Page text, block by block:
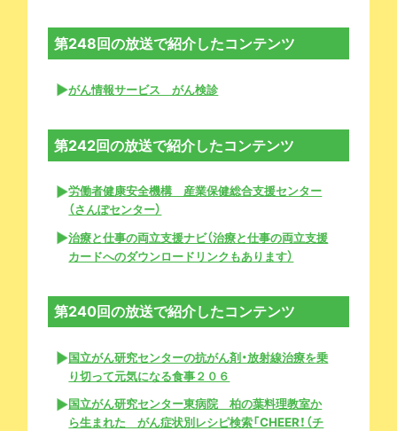
第248回の放送で紹介したコンテンツ
がん情報サービス がん検診
第242回の放送で紹介したコンテンツ
労働者健康安全機構 産業保健総合支援センター
（さんぽセンター）
治療と仕事の両立支援ナビ（治療と仕事の両立支援
カードへのダウンロードリンクもあります）
第240回の放送で紹介したコンテンツ
国立がん研究センターの抗がん剤・放射線治療を乗
り切って元気になる食事２０６
国立がん研究センター東病院 柏の葉料理教室か
ら生まれた がん症状別レシピ検索「CHEER！（チ